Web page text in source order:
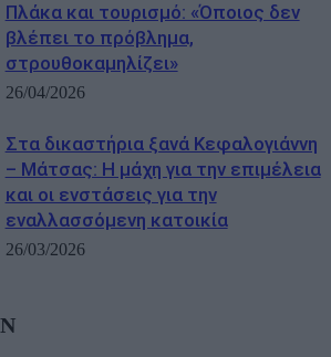
Πλάκα και τουρισμό: «Όποιος δεν
βλέπει το πρόβλημα,
στρουθοκαμηλίζει»
26/04/2026
Στα δικαστήρια ξανά Κεφαλογιάννη
– Μάτσας: Η μάχη για την επιμέλεια
και οι ενστάσεις για την
εναλλασσόμενη κατοικία
26/03/2026